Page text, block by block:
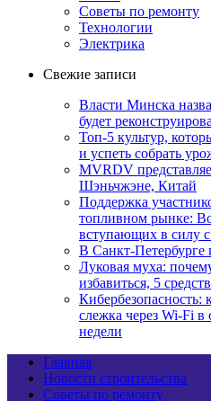
Советы по ремонту
Технологии
Электрика
Свежие записи
Власти Минска
будет
Топ-5 культур,
и успеть собрать
MVRDV
Шэньчжэне, Китай
Поддержка
топливном рынке:
вступающих в силу с
В Санкт-Петербурге
Луковая муха:
избавиться, 5 средств
Кибербезопасность:
слежка через Wi-Fi в
недели
Главная
Новости строительства
Советы по ремонту